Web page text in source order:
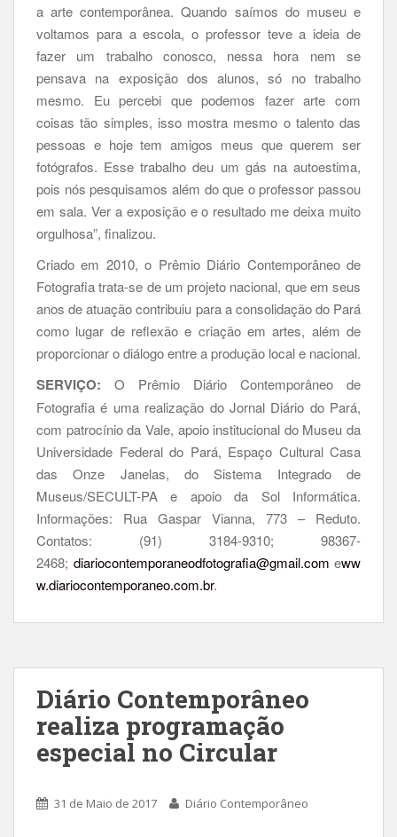
a arte contemporânea. Quando saímos do museu e
voltamos para a escola, o professor teve a ideia de
fazer um trabalho conosco, nessa hora nem se
pensava na exposição dos alunos, só no trabalho
mesmo. Eu percebi que podemos fazer arte com
coisas tão simples, isso mostra mesmo o talento das
pessoas e hoje tem amigos meus que querem ser
fotógrafos. Esse trabalho deu um gás na autoestima,
pois nós pesquisamos além do que o professor passou
em sala. Ver a exposição e o resultado me deixa muito
orgulhosa”, finalizou.
Criado em 2010, o Prêmio Diário Contemporâneo de
Fotografia trata-se de um projeto nacional, que em seus
anos de atuação contribuiu para a consolidação do Pará
como lugar de reflexão e criação em artes, além de
proporcionar o diálogo entre a produção local e nacional.
SERVIÇO: O Prêmio Diário Contemporâneo de
Fotografia é uma realização do Jornal Diário do Pará,
com patrocínio da Vale, apoio institucional do Museu da
Universidade Federal do Pará, Espaço Cultural Casa
das Onze Janelas, do Sistema Integrado de
Museus/SECULT-PA e apoio da Sol Informática.
Informações: Rua Gaspar Vianna, 773 – Reduto.
Contatos: (91) 3184-9310; 98367-
2468; diariocontemporaneodfotografia@gmail.com eww
w.diariocontemporaneo.com.br.
Diário Contemporâneo
realiza programação
especial no Circular
31 de Maio de 2017 Diário Contemporâneo